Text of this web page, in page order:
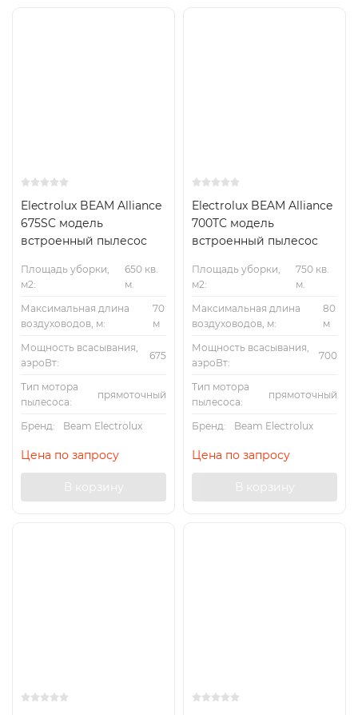
Electrolux BEAM Alliance
675SC модель
встроенный пылесос
Площадь уборки,
м2:
650 кв.
м.
Максимальная длина
воздуховодов, м:
70
м
Мощность всасывания,
аэроВт:
675
Тип мотора
пылесоса:
прямоточный
Бренд: Beam Electrolux
Цена по запросу
В корзину
Electrolux BEAM Alliance
700TC модель
встроенный пылесос
Площадь уборки,
м2:
750 кв.
м.
Максимальная длина
воздуховодов, м:
80
м
Мощность всасывания,
аэроВт:
700
Тип мотора
пылесоса:
прямоточный
Бренд: Beam Electrolux
Цена по запросу
В корзину